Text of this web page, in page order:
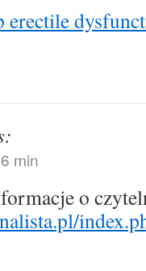
erectile
min
o